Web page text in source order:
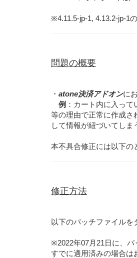
※4.11.5-jp-1, 4.13.2-jp-1
問題の概要
・ atone決済アドオンに
例 ：カート内に入っ
等の理由で正常に作成さ
して情報が紐づいてしま
本不具合修正には以下の
修正方法
以下のパッチファイルを
※2022年07月21日に、パ
すでに適用済みの場合は